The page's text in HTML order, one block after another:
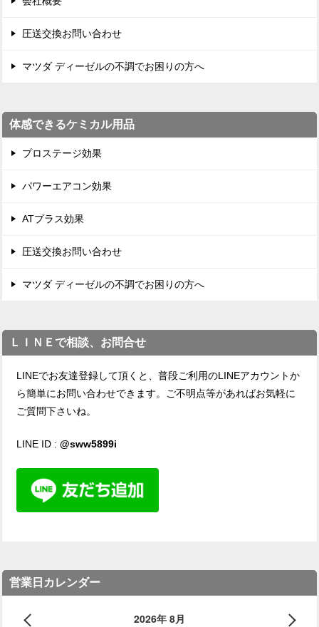
圧送交換お問い合わせ
マツダ ディーゼルの不調でお困りの方へ
体感できるケミカル用品
プロステージ効果
パワーエアコン効果
ATプラス効果
圧送交換お問い合わせ
マツダ ディーゼルの不調でお困りの方へ
ＬＩＮＥで相談、お問合せ
LINEでお友達登録して頂くと、普段ご利用のLINEアカウントか
ら簡単にお問い合わせできます。ご不明点等があればお気軽に
ご質問下さいね。
LINE ID : @sww5899i
営業日カレンダー
2026年 8月